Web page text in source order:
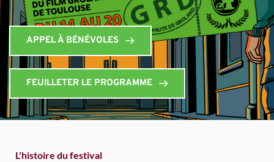
APPEL À BÉNÉVOLES
FEUILLETER LE PROGRAMME
L'histoire du festival